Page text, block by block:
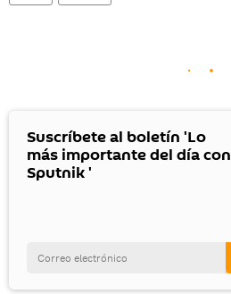
Suscríbete al boletín 'Lo
más importante del día con
Sputnik '